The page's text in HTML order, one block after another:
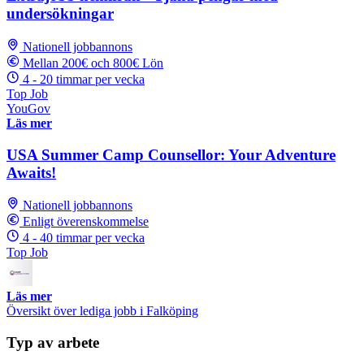
undersökningar
Nationell jobbannons
Mellan 200€ och 800€ Lön
4 - 20 timmar per vecka
Top Job
YouGov
Läs mer
USA Summer Camp Counsellor: Your Adventure
Awaits!
Nationell jobbannons
Enligt överenskommelse
4 - 40 timmar per vecka
Top Job
Läs mer
Översikt över lediga jobb i Falköping
Typ av arbete